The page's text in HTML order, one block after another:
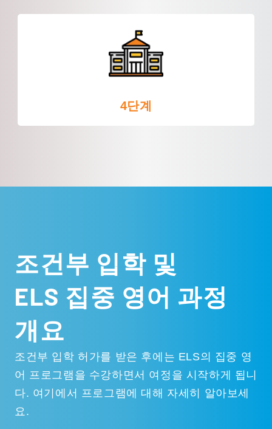
4단계
조건부 입학 및
ELS 집중 영어 과정
개요
조건부 입학 허가를 받은 후에는 ELS의 집중 영
어 프로그램을 수강하면서 여정을 시작하게 됩니
다. 여기에서 프로그램에 대해 자세히 알아보세
요.